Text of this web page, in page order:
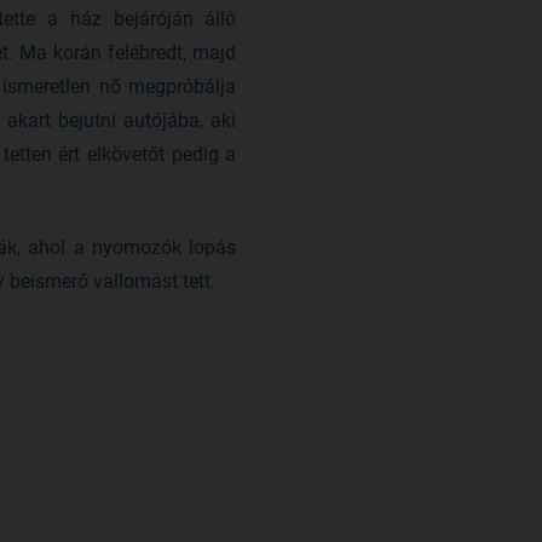
a ház bejáróján álló
Ma korán felébredt, majd
nő megpróbálja
bejutni autójába, aki
ért elkövetőt pedig a
ahol a nyomozók lopás
vallomást tett.